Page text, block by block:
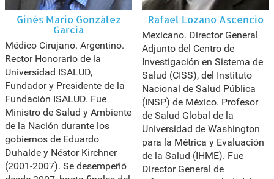
Ginés Mario González
García
Médico Cirujano. Argentino.
Rector Honorario de la
Universidad ISALUD,
Fundador y Presidente de la
Fundación ISALUD. Fue
Ministro de Salud y Ambiente
de la Nación durante los
gobiernos de Eduardo
Duhalde y Néstor Kirchner
(2001-2007). Se desempeñó
Rafael Lozano Ascencio
Mexicano. Director General
Adjunto del Centro de
Investigación en Sistema de
Salud (CISS), del Instituto
Nacional de Salud Pública
(INSP) de México. Profesor
de Salud Global de la
Universidad de Washington
para la Métrica y Evaluación
de la Salud (IHME). Fue
Director General de